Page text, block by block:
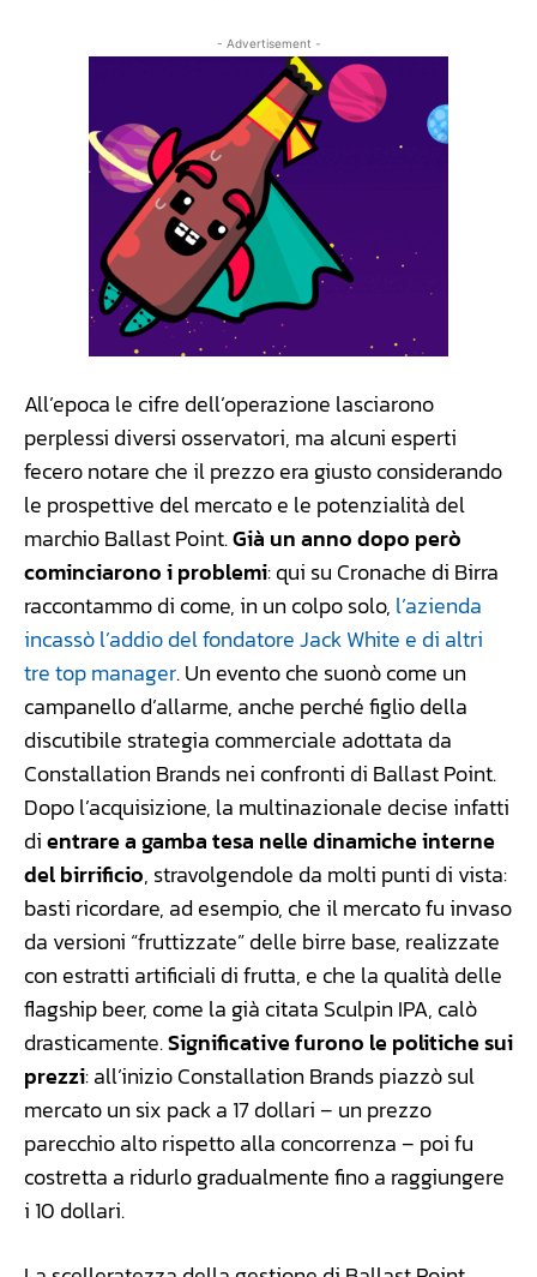
- Advertisement -
All’epoca le cifre dell’operazione lasciarono
perplessi diversi osservatori, ma alcuni esperti
fecero notare che il prezzo era giusto considerando
le prospettive del mercato e le potenzialità del
marchio Ballast Point.Già un anno dopo però
cominciarono i problemi: qui su Cronache di Birra
raccontammo di come, in un colpo solo, l’azienda
incassò l’addio del fondatore Jack White e di altri
tre top manager. Un evento che suonò come un
campanello d’allarme, anche perché figlio della
discutibile strategia commerciale adottata da
Constallation Brands nei confronti di Ballast Point.
Dopo l’acquisizione, la multinazionale decise infatti
dientrare a gamba tesa nelle dinamiche interne
del birrificio, stravolgendole da molti punti di vista:
basti ricordare, ad esempio, che il mercato fu invaso
da versioni “fruttizzate” delle birre base, realizzate
con estratti artificiali di frutta, e che la qualità delle
flagship beer, come la già citata Sculpin IPA, calò
drasticamente.Significative furono le politiche sui
prezzi: all’inizio Constallation Brands piazzò sul
mercato un six pack a 17 dollari – un prezzo
parecchio alto rispetto alla concorrenza – poi fu
costretta a ridurlo gradualmente fino a raggiungere
i 10 dollari.